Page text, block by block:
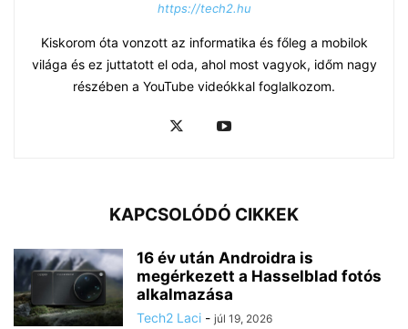
https://tech2.hu
Kiskorom óta vonzott az informatika és főleg a mobilok
világa és ez juttatott el oda, ahol most vagyok, időm nagy
részében a YouTube videókkal foglalkozom.
KAPCSOLÓDÓ CIKKEK
16 év után Androidra is
megérkezett a Hasselblad fotós
alkalmazása
Tech2 Laci - júl 19, 2026